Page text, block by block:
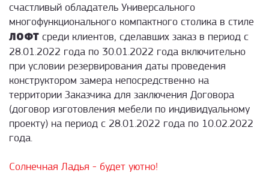
счастливый обладатель Универсального
многофункционального компактного столика в стиле
ЛОФТ среди клиентов, сделавших заказ в период с
28.01.2022 года по 30.01.2022 года включительно
при условии резервирования даты проведения
конструктором замера непосредственно на
территории Заказчика для заключения Договора
(договор изготовления мебели по индивидуальному
проекту) на период с 28.01.2022 года по 10.02.2022
года.
Солнечная Ладья - будет уютно!